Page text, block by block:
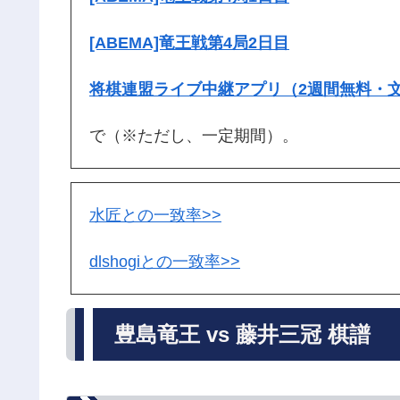
[ABEMA]竜王戦第4局2日目
将棋連盟ライブ中継アプリ（2週間無料・
で（※ただし、一定期間）。
水匠との一致率>>
dlshogiとの一致率>>
豊島竜王 vs 藤井三冠 棋譜